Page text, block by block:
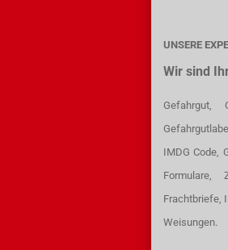
UNSERE
Wir sind
Gefahrgut,
IMDG Code,
Formulare,
Frachtbriefe,
Weisungen.